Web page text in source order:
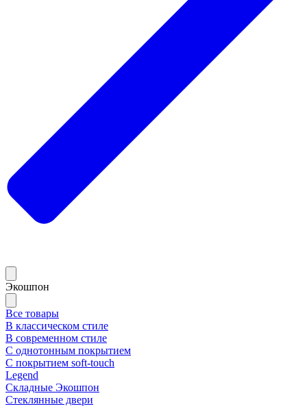
Экошпон
Все товары
В классическом стиле
В современном стиле
С однотонным покрытием
С покрытием soft-touch
Legend
Складные Экошпон
Стеклянные двери